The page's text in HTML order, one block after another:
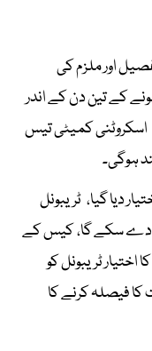
اور ملزم کی
کے تین دن کے اندر
اسکروٹنی کمیٹی تیس
ہوگی۔
دیا گیا، ٹریبونل
دے سکے گا، کیس کے
ٹریبونل کو
کا فیصلہ کرنے کا